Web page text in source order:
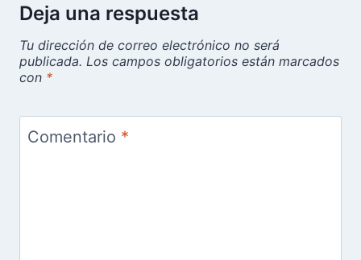
Deja una respuesta
Tu dirección de correo electrónico no será
publicada. Los campos obligatorios están marcados
con *
Comentario *